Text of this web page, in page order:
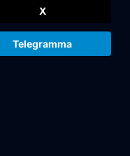
X
Telegramma